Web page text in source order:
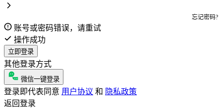
忘记密码?
账号或密码错误，请重试
操作成功
立即登录
其他登录方式
微信一键登录
登录即代表同意 用户协议 和 隐私政策
返回登录